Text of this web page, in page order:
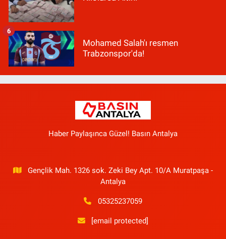
Mohamed Salah'ı resmen
Trabzonspor'da!
6
Haber Paylaşınca Güzel! Basın Antalya
Gençlik Mah. 1326 sok. Zeki Bey Apt. 10/A Muratpaşa -
Antalya
05325237059
[email protected]